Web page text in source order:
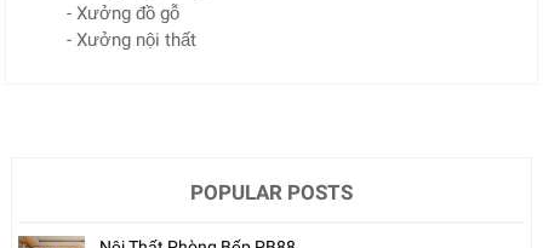
- Xưởng đồ gỗ
- Xưởng nội thất
POPULAR POSTS